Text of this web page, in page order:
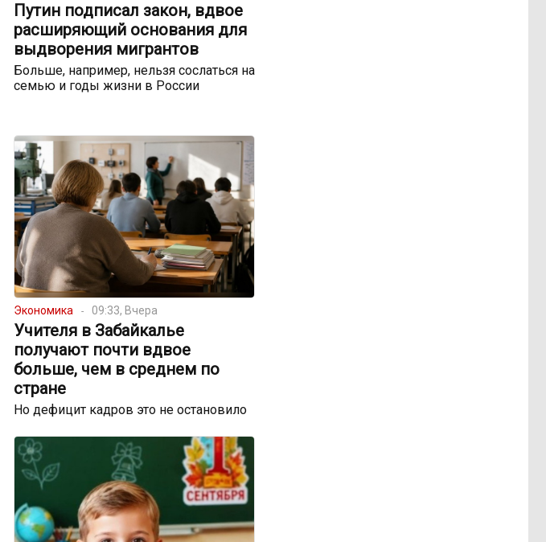
Путин подписал закон, вдвое
расширяющий основания для
выдворения мигрантов
Больше, например, нельзя сослаться на
семью и годы жизни в России
Экономика 09:33, Вчера
Учителя в Забайкалье
получают почти вдвое
больше, чем в среднем по
стране
Но дефицит кадров это не остановило